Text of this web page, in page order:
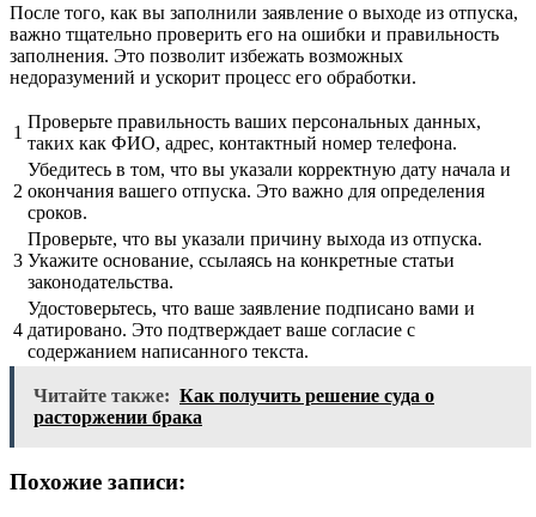
После того, как вы заполнили заявление о выходе из отпуска,
важно тщательно проверить его на ошибки и правильность
заполнения. Это позволит избежать возможных
недоразумений и ускорит процесс его обработки.
1
Проверьте правильность ваших персональных данных,
таких как ФИО, адрес, контактный номер телефона.
2
Убедитесь в том, что вы указали корректную дату начала и
окончания вашего отпуска. Это важно для определения
сроков.
3
Проверьте, что вы указали причину выхода из отпуска.
Укажите основание, ссылаясь на конкретные статьи
законодательства.
4
Удостоверьтесь, что ваше заявление подписано вами и
датировано. Это подтверждает ваше согласие с
содержанием написанного текста.
Читайте также: Как получить решение суда о
расторжении брака
Похожие записи: